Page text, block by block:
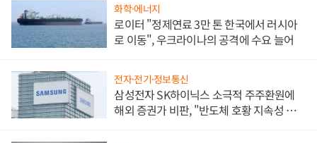
화학·에너지
로이터 "정제연료 3만 톤 한국에서 러시아
로 이동", 우크라이나의 공격에 수요 늘어
전자·전기·정보통신
삼성전자 SK하이닉스 소극적 주주환원에
해외 증권가 비판, "반도체 호황 지속성 의